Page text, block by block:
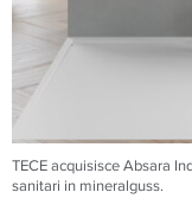
TECE acquisisce Absara
sanitari in mineralguss.